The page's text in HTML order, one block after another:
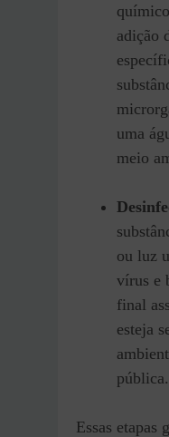
adição
uma
meio
ou luz
vírus e
final
esteja
pública.
Essas etapas